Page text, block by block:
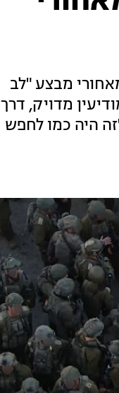
מבצע "לב
מדויק, דרך
היה כמו לחפש